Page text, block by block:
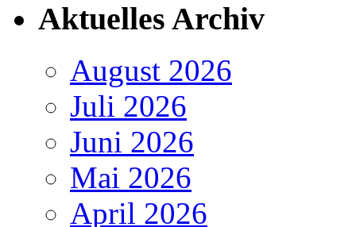
Aktuelles Archiv
August 2026
Juli 2026
Juni 2026
Mai 2026
April 2026